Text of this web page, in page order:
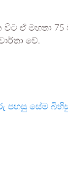
විට ඒ මහතා
වේ.
පහසු සේම